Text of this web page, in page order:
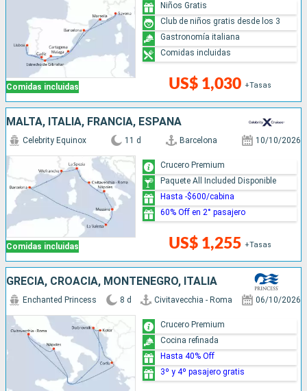
Comidas incluidas US$ 1,030 +Tasas
Niños Gratis
Club de niños gratis desde los 3
Gastronomía italiana
Comidas incluidas
MALTA, ITALIA, FRANCIA, ESPAÑA
Comidas incluidas
Celebrity Equinox 11 d Barcelona 10/10/2026
US$ 1,255 +Tasas
Crucero Premium
Paquete All Included Disponible
Hasta -$600/cabina
60% Off en 2° pasajero
GRECIA, CROACIA, MONTENEGRO, ITALIA
Enchanted Princess 8 d Civitavecchia - Roma 06/10/2026
Crucero Premium
Cocina refinada
Hasta 40% Off
3º y 4º pasajero gratis